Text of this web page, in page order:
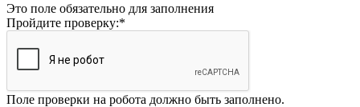
Это поле обязательно для заполнения
Пройдите проверку:*
Поле проверки на робота должно быть заполнено.